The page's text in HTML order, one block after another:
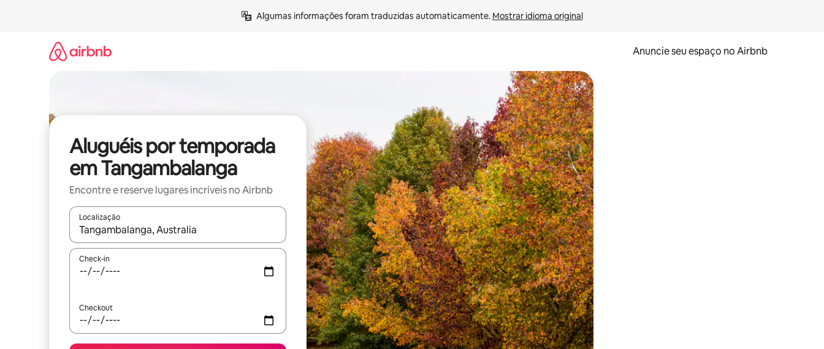
Algumas informações foram traduzidas automaticamente. Mostrar idioma original
Anuncie seu espaço no Airbnb
Aluguéis por temporada
em Tangambalanga
Encontre e reserve lugares incríveis no Airbnb
Localização
Quando os resultados estiverem disponíveis, explore-os usando as seta para cima e para baixo do teclado ou tocando e deslizando o dedo na tela.
Check-in
Checkout